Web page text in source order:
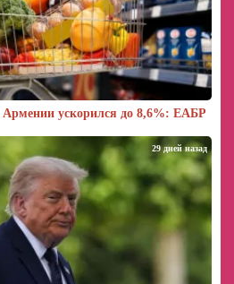
Армении ускорился до 8,6%: ЕАБР
29 дней назад